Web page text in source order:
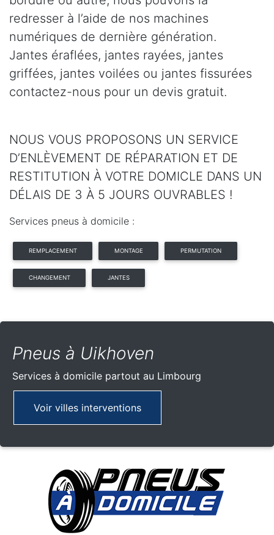
redresser à l’aide de nos machines
numériques de dernière génération.
Jantes éraflées, jantes rayées, jantes
griffées, jantes voilées ou jantes fissurées
contactez-nous pour un devis gratuit.
NOUS VOUS PROPOSONS UN SERVICE
D’ENLÈVEMENT DE RÉPARATION ET DE
RESTITUTION À VOTRE DOMICLE DANS UN
DÉLAIS DE 3 À 5 JOURS OUVRABLES !
Services pneus à domicile :
REMPLACEMENT MONTAGE PERMUTATION
CHANGEMENT JANTES
Pneus à Uikhoven
Services à domicile partout au Limbourg
Voir villes interventions